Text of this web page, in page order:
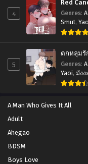
4
Red
Genres:
Smut,
5
ตกหลุมรั
Genres:
Yaoi, มังง
A Man Who Gives It All
Adult
Ahegao
BDSM
Boys Love